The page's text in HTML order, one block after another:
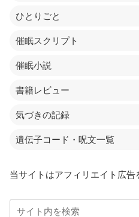
ひとりごと
催眠スクリプト
催眠小説
書籍レビュー
気づきの記録
遺伝子コード・呪文一覧
当サイトはアフィリエイト広告